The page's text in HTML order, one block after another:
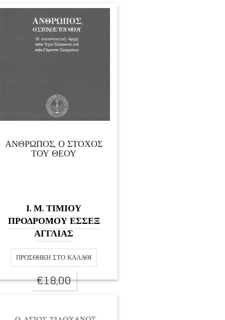
ΑΝΘΡΩΠΟΣ, Ο ΣΤΟΧΟΣ
ΤΟΥ ΘΕΟΥ
Ι. Μ. ΤΙΜΙΟΥ
ΠΡΟΔΡΟΜΟΥ ΕΣΣΕΞ
ΑΓΓΛΙΑΣ
ΠΡΟΣΘΉΚΗ ΣΤΟ ΚΑΛΆΘΙ
€18,00